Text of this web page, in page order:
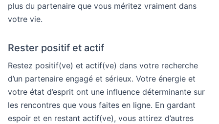
plus du partenaire que vous méritez vraiment dans
votre vie.
Rester positif et actif
Restez positif(ve) et actif(ve) dans votre recherche
d’un partenaire engagé et sérieux. Votre énergie et
votre état d’esprit ont une influence déterminante sur
les rencontres que vous faites en ligne. En gardant
espoir et en restant actif(ve), vous attirez d’autres